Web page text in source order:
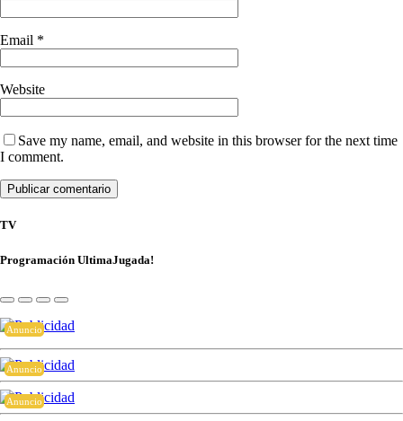
Email *
Website
Save my name, email, and website in this browser for the next time
I comment.
TV
Programación UltimaJugada!
Anuncio
Anuncio
Anuncio